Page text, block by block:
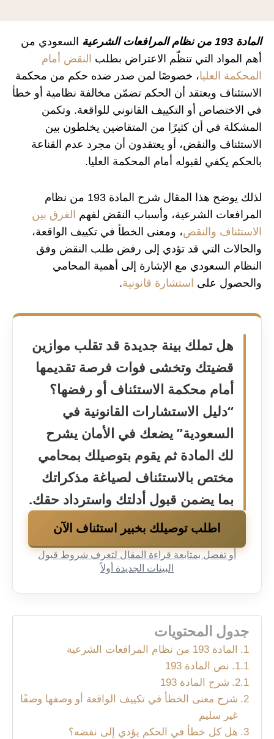
المادة 193 من نظام المرافعات الشرعية
السعودي من
أهم المواد التي تنظّم الاعتراض بطلب النقض أمام
المحكمة العليا، خصوصًا لمن صدر ضده حكم من محكمة
الاستئناف ويعتقد أن الحكم تضمّن مخالفة نظامية أو خطأ
في الاختصاص أو التكييف القانوني للواقعة. وتكمن
المشكلة في أن كثيرًا من المتقاضين يخلطون بين
الاستئناف والنقض، أو يعتقدون أن مجرد عدم القناعة
بالحكم يكفي لقبوله أمام المحكمة العليا.
لذلك يوضح هذا المقال شرح المادة 193 من نظام
المرافعات الشرعية، وأسباب النقض لفهم الفرق بين
الاستئناف والنقض، ومعنى الخطأ في تكييف الواقعة،
والحالات التي قد تؤدي إلى رفض طلب النقض وفق
النظام السعودي مع الإشارة إلى أهمية المحامي
والحصول على استشارة قانونية.
هل تملك بينة جديدة قد تقلب موازين
قضيتك وتخشى فوات فرصة تقديمها
أمام محكمة الاستئناف أو رفضها؟
“دليل الاستشارات القانونية في
السعودية” يضعك في الأمان يشرح
لك المادة ثم يقوم بتوصيلك بمحامي
مختص بالاستئناف لصياغة مذكراتك
بما يضمن قبول أدلتك واسترداد حقك.
اطلب توصيلك بخبير استئناف الآن
أو تفضل بمتابعة قراءة المقال لتعرف شروط قبول
البينات الجديدة أولاً
جدول المحتويات
المادة 193 من نظام المرافعات الشرعية
نص المادة 193
شرح المادة 193
شرح معنى الخطأ في تكييف الواقعة أو وصفها وصفًا
غير سليم
هل كل خطأ في الحكم يؤدي إلى نقضه؟